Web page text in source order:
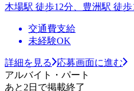
木場駅 徒歩12分、豊洲駅 徒歩
交通費支給
未経験OK
詳細を見る
応募画面に進む
アルバイト・パート
あと2日で掲載終了